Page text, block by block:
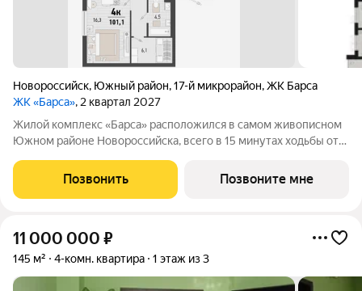
Новороссийск, Южный район,17-й микрорайон,ЖК Барса
ЖК «Барса», 2 квартал 2027
Жилой комплекс «Барса» расположился в самом живописном
Южном районе Новороссийска, всего в 15 минутах ходьбы от
этажей. Проект объединяет просторные квартиры с
панорамными окнами, продуманные
Позвонить Позвоните мне
11 000 000 ₽
145 м² 4-комн. квартира 1 этаж из 3